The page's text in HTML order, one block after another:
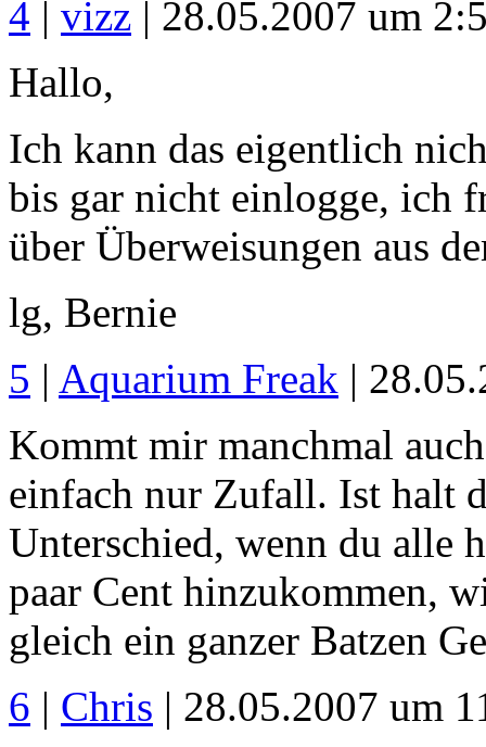
4 | vizz | 28.05.2007 um
Hallo,
Ich kann das eigentlich
bis gar nicht einlogge, ich
über Überweisungen aus
lg, Bernie
5 | Aquarium Freak |
Kommt mir manchmal
einfach nur Zufall. Ist halt
Unterschied, wenn du alle
paar Cent hinzukommen,
gleich ein ganzer Batzen
6 | Chris | 28.05.2007 um